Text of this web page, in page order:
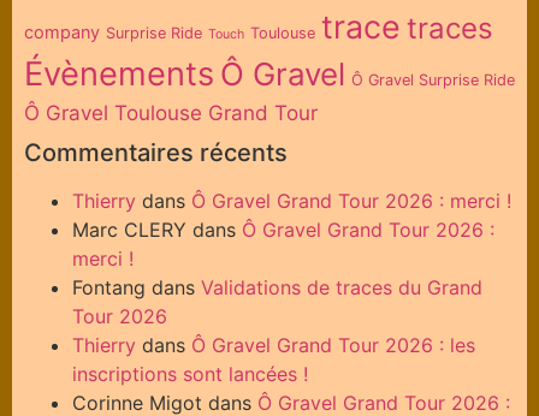
company Surprise Ride Touch Toulouse trace traces
Évènements Ô Gravel Ô Gravel Surprise Ride
Ô Gravel Toulouse Grand Tour
Commentaires récents
Thierry dans Ô Gravel Grand Tour 2026 : merci !
Marc CLERY dans Ô Gravel Grand Tour 2026 :
merci !
Fontang dans Validations de traces du Grand
Tour 2026
Thierry dans Ô Gravel Grand Tour 2026 : les
inscriptions sont lancées !
Corinne Migot dans Ô Gravel Grand Tour 2026 :